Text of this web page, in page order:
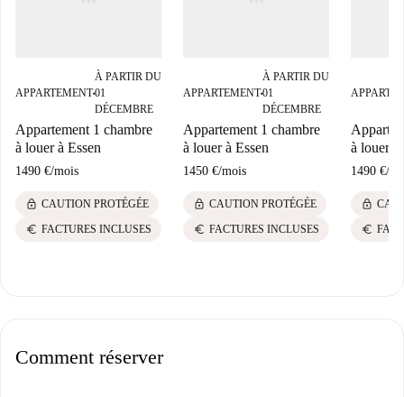
APPARTEMENT■
À PARTIR DU
01
DÉCEMBRE
Appartement 1 chambre
à louer à Essen
1490 €/mois
lock CAUTION PROTÉGÉE
euro FACTURES INCLUSES
APPARTEMENT■
À PARTIR DU
01
DÉCEMBRE
Appartement 1 chambre
à louer à Essen
1450 €/mois
lock CAUTION PROTÉGÉE
euro FACTURES INCLUSES
à louer à
1490 €/
lock
euro
Comment réserver